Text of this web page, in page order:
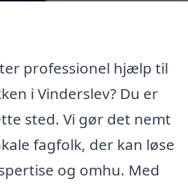
professionel hjælp til
i Vinderslev? Du er
sted. Vi gør det nemt
fagfolk, der kan løse
og omhu. Med